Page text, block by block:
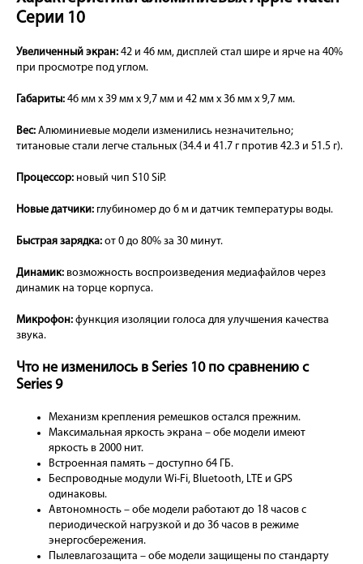
Серии 10
Увеличенный экран: 42 и 46 мм, дисплей стал шире и ярче на 40%
при просмотре под углом.
Габариты: 46 мм x 39 мм x 9,7 мм и 42 мм x 36 мм x 9,7 мм.
Вес: Алюминиевые модели изменились незначительно;
титановые стали легче стальных (34.4 и 41.7 г против 42.3 и 51.5 г).
Процессор: новый чип S10 SiP.
Новые датчики: глубиномер до 6 м и датчик температуры воды.
Быстрая зарядка: от 0 до 80% за 30 минут.
Динамик: возможность воспроизведения медиафайлов через
динамик на торце корпуса.
Микрофон: функция изоляции голоса для улучшения качества
звука.
Что не изменилось в Series 10 по сравнению с
Series 9
Механизм крепления ремешков остался прежним.
Максимальная яркость экрана – обе модели имеют
яркость в 2000 нит.
Встроенная память – доступно 64 ГБ.
Беспроводные модули Wi-Fi, Bluetooth, LTE и GPS
одинаковы.
Автономность – обе модели работают до 18 часов с
периодической нагрузкой и до 36 часов в режиме
энергосбережения.
Пылевлагозащита – обе модели защищены по стандарту